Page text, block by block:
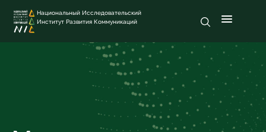
Национальный Исследовательский
Институт Развития Коммуникаций